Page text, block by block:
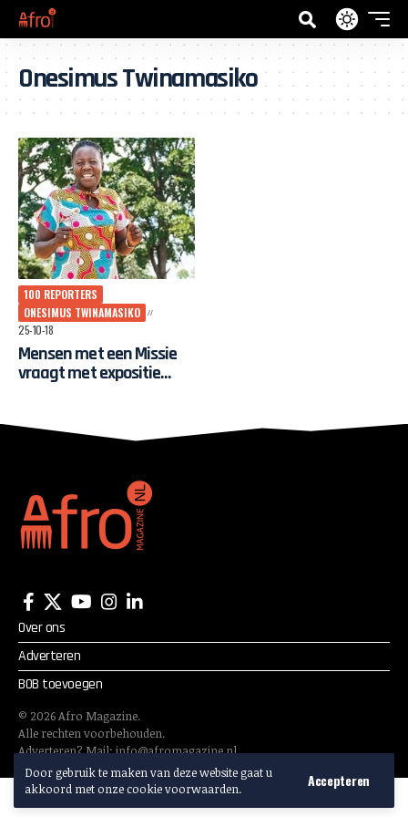
Door gebruik te maken van deze website gaat u
akkoord met onze cookie voorwaarden.
Accepteren
Onesimus Twinamasiko
100 REPORTERS
ONESIMUS TWINAMASIKO
25-10-18
Mensen met een Missie
vraagt met expositie
Over ons
Adverteren
BOB toevoegen
© 2026Afro Magazine.
Alle rechten voorbehouden.
Adverteren? Mail:info@afromagazine.nl